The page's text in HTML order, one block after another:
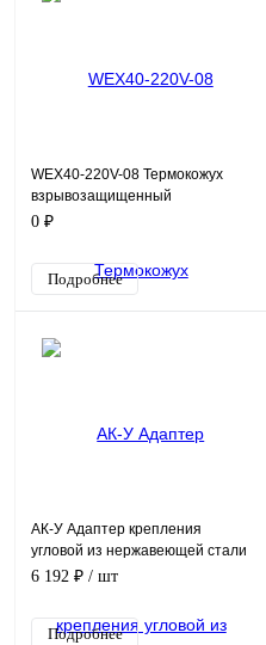
WEX40-220V-08 Термокожух
взрывозащищенный
0 ₽
Подробнее
АК-У Адаптер крепления
угловой из нержавеющей стали
6 192 ₽ / шт
Подробнее